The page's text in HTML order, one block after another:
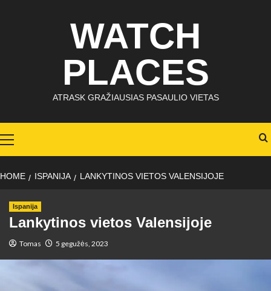
WATCH
PLACES
ATRASK GRAŽIAUSIAS PASAULIO VIETAS
Menu
HOME ISPANIJA LANKYTINOS VIETOS VALENSIJOJE
Ispanija
Lankytinos vietos Valensijoje
Tomas 5 gegužės, 2023